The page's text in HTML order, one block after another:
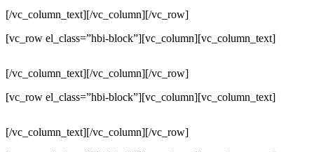
[/vc_column_text][/vc_column][/vc_row]
[vc_row el_class=”hbi-block”][vc_column][vc_column_text]
[/vc_column_text][/vc_column][/vc_row]
[vc_row el_class=”hbi-block”][vc_column][vc_column_text]
[/vc_column_text][/vc_column][/vc_row]